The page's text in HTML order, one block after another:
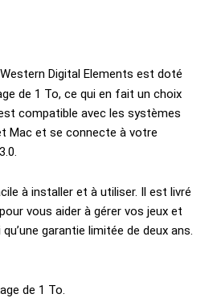
Digital Elements est doté
de 1 To, ce qui en fait un choix
compatible avec les systèmes
Mac et se connecte à votre
à installer et à utiliser. Il est livré
vous aider à gérer vos jeux et
garantie limitée de deux ans.
de 1 To.